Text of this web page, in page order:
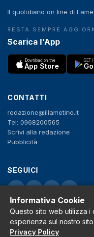
Il quotidiano on line di
RESTA SEMPRE
Scarica l'App
Download on the
App Store
GET
CONTATTI
redazione@illametino.it
Tel: 0968200565
Scrivi alla redazione
Pubblicità
SEGUICI
Privacy Policy
Cookie Policy
Note legali
Informativa Cookie
Questo sito web utilizza i
esperienza sul nostro
Privacy Policy